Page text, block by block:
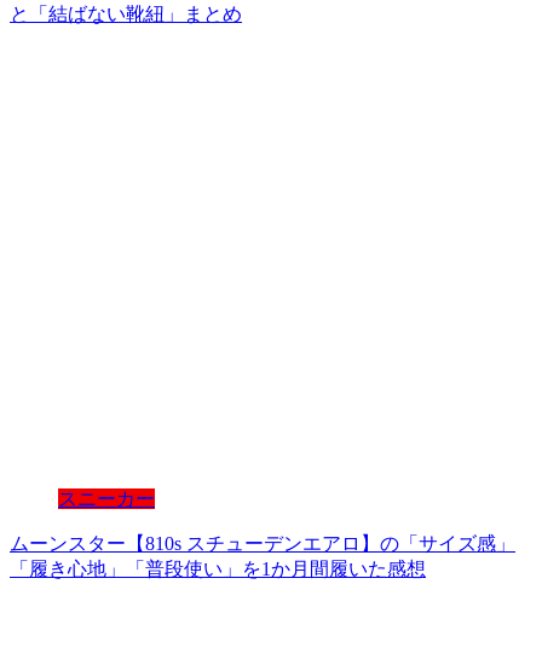
と「結ばない靴紐」まとめ
スニーカー
ムーンスター【810s スチューデンエアロ】の「サイズ感」
「履き心地」「普段使い」を1か月間履いた感想